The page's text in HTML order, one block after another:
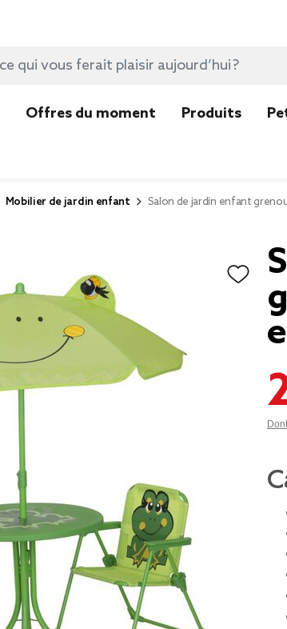
Offres du moment Produits
Mobilier de jardin enfant Salon de jardin enfant